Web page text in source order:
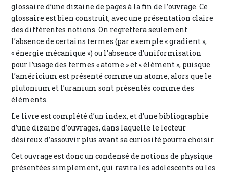
glossaire d’une dizaine de pages à la fin de l’ouvrage. Ce
glossaire est bien construit, avec une présentation claire
des différentes notions. On regrettera seulement
l’absence de certains termes (par exemple « gradient »,
« énergie mécanique ») ou l’absence d’uniformisation
pour l’usage des termes « atome » et « élément », puisque
l’américium est présenté comme un atome, alors que le
plutonium et l’uranium sont présentés comme des
éléments.
Le livre est complété d’un index, et d’une bibliographie
d’une dizaine d’ouvrages, dans laquelle le lecteur
désireux d’assouvir plus avant sa curiosité pourra choisir.
Cet ouvrage est donc un condensé de notions de physique
présentées simplement, qui ravira les adolescents ou les